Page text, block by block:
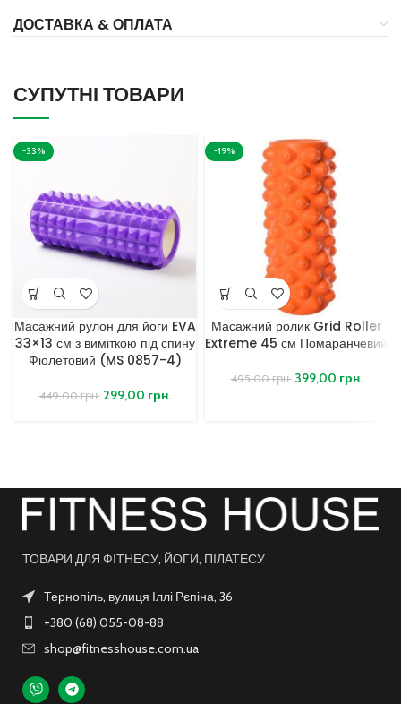
ДОСТАВКА & ОПЛАТА
СУПУТНІ ТОВАРИ
-33%
Масажний рулон для йоги EVA
33×13 см з виміткою під спину
Фіолетовий (MS 0857-4)
449,00грн. 299,00 грн.
-19%
Масажний ролик Grid Roller
Extreme 45 см Помаранчевий
495,00грн. 399,00 грн.
ТОВАРИ ДЛЯ ФІТНЕСУ, ЙОГИ, ПІЛАТЕСУ
Тернопіль, вулиця Іллі Рєпіна, 36
+380 (68) 055-08-88
shop@fitnesshouse.com.ua